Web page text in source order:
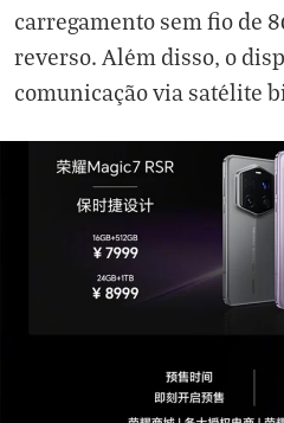
carregamento sem fio de
reverso. Além disso, o
comunicação via satélite